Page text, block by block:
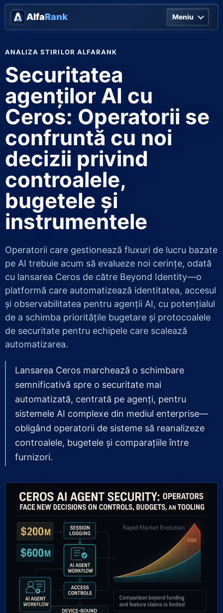
AlfaRank Meniu
ANALIZA STIRILOR ALFARANK
Securitatea
agenților AI cu
Ceros: Operatorii se
confruntă cu noi
decizii privind
controalele,
bugetele și
instrumentele
Operatorii care gestionează fluxuri de lucru bazate
pe AI trebuie acum să evalueze noi cerințe, odată
cu lansarea Ceros de către Beyond Identity—o
platformă care automatizează identitatea, accesul
și observabilitatea pentru agenții AI, cu potențialul
de a schimba prioritățile bugetare și protocoalele
de securitate pentru echipele care scalează
automatizarea.
Lansarea Ceros marchează o schimbare
semnificativă spre o securitate mai
automatizată, centrată pe agenți, pentru
sistemele AI complexe din mediul enterprise—
obligând operatorii de sisteme să reanalizeze
controalele, bugetele și comparațiile între
furnizori.